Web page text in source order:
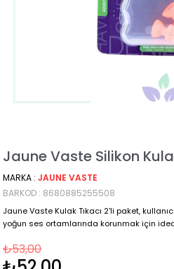
Jaune Vaste Silikon
MARKA : JAUNE VASTE
BARKOD : 8680885255508
Jaune Vaste Kulak Tıkacı 2'li paket,
yoğun ses ortamlarında korunmak için
₺53,00